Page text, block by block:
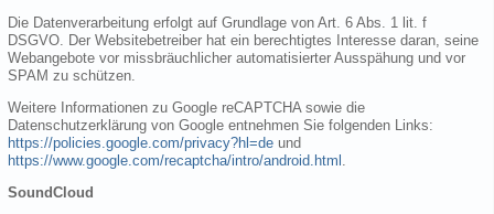
Die Datenverarbeitung erfolgt auf Grundlage von Art. 6 Abs. 1 lit. f
DSGVO. Der Websitebetreiber hat ein berechtigtes Interesse daran, seine
Webangebote vor missbräuchlicher automatisierter Ausspähung und vor
SPAM zu schützen.
Weitere Informationen zu Google reCAPTCHA sowie die
Datenschutzerklärung von Google entnehmen Sie folgenden Links:
https://policies.google.com/privacy?hl=de und
https://www.google.com/recaptcha/intro/android.html
SoundCloud